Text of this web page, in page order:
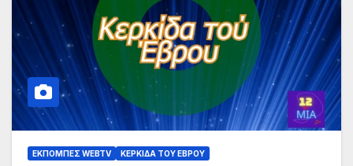
ΕΚΠΟΜΠΈΣ WEBTV ΚΕΡΚΊΔΑ ΤΟΥ ΈΒΡΟΥ